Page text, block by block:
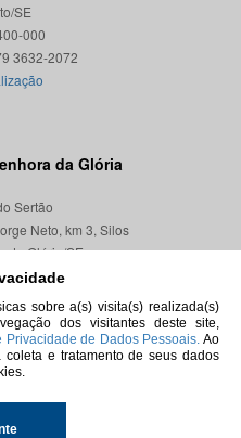
sobre a(s) visita(s) realizada(s)
dos visitantes deste site,
Privacidade de Dados Pessoais. Ao
e tratamento de seus dados
SE
000
da Glória
Sertão
Neto, km 3, Silos
da Glória/SE
000
reservados.